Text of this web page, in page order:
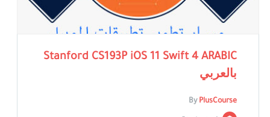
Stanford CS193P iOS 11 Swift 4 ARABIC
بالعربي
By PlusCourse